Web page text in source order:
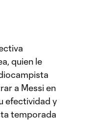
quien le
a Messi en
efectividad y
temporada